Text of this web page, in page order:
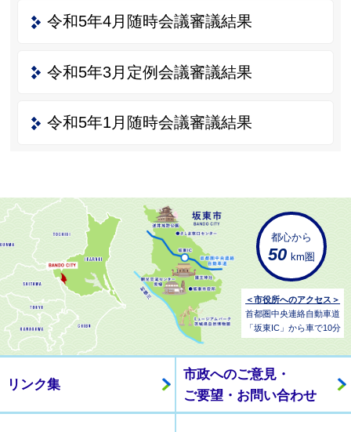
令和5年4月随時会議審議結果
令和5年3月定例会議審議結果
令和5年1月随時会議審議結果
都心から
50 km圏
＜市役所へのアクセス＞
首都圏中央連絡自動車道
「坂東IC」から車で10分
リンク集
市政へのご意見・
ご要望・お問い合わせ